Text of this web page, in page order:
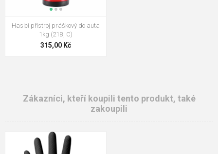
Hasicí přístroj práškový do auta
1kg (21B, C)
315,00 Kč
Zákazníci, kteří koupili tento produkt, také
zakoupili